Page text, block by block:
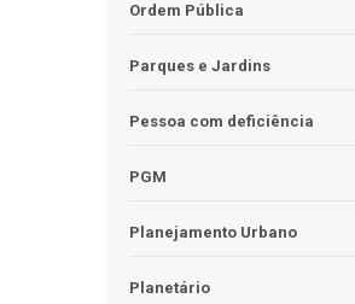
Ordem Pública
Parques e Jardins
Pessoa com deficiência
PGM
Planejamento Urbano
Planetário